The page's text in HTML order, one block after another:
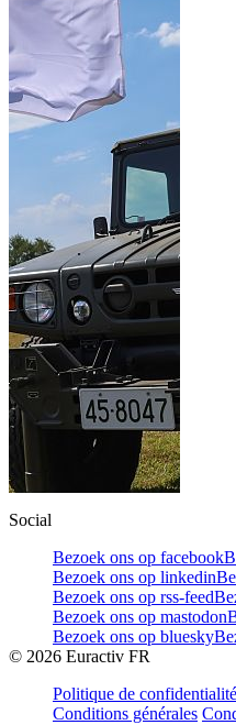
Social
Bezoek ons op facebook
Bezoek ons op linkedin
Bezoek ons op rss-feed
Bezoek ons op mastodon
Bezoek ons op bluesky
© 2026 Euractiv FR
Politique de confidentialité
Conditions générales